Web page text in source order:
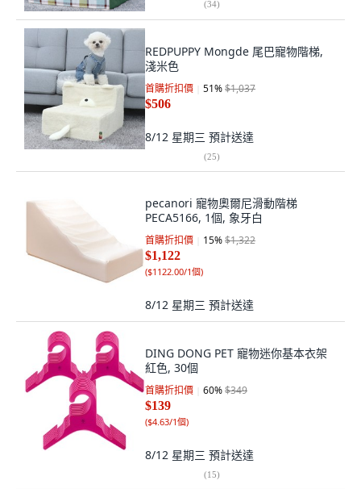
(34)
REDPUPPY Mongde 尾巴寵物階梯,
淺米色
首購折扣價 51%$1,037
$506
8/12 星期三 預計送達
(25)
pecanori 寵物奧爾尼滑動階梯
PECA5166, 1個, 象牙白
首購折扣價 15%$1,322
$1,122
($1122.00/1個)
8/12 星期三 預計送達
DING DONG PET 寵物迷你基本衣架
紅色, 30個
首購折扣價 60%$349
$139
($4.63/1個)
8/12 星期三 預計送達
(15)